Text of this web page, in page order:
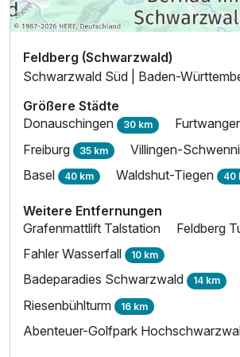
Feldberg (Schwarzwald)
Schwarzwald Süd | Baden-
Größere Städte
Donauschingen 30 km
Freiburg 35 km Villingen-
Basel 40 km Waldshut-Tiegen 40
Weitere Entfernungen
Grafenmattlift Talstation
Feldberg
Fahler Wasserfall 10 km
Badeparadies Schwarzwald 14 km
Riesenbühlturm 16 km
Abenteuer-Golfpark